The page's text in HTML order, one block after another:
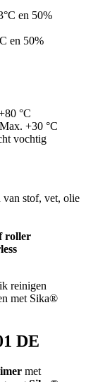
en 50%
en 50%
°C
+30 °C
vochtig
stof, vet, olie
roller
reinigen
met Sika®
DE
met